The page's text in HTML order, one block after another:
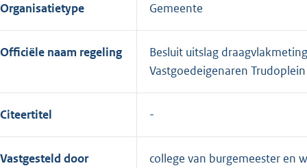
Organisatietype Gemeente
Officiële naam regeling
Besluit uitslag
Vastgoedeigenaren
Citeertitel
Vastgesteld door college van burgemeester en